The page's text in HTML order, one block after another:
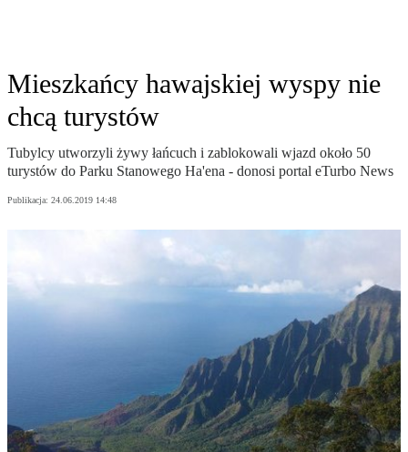
Mieszkańcy hawajskiej wyspy nie
chcą turystów
Tubylcy utworzyli żywy łańcuch i zablokowali wjazd około 50
turystów do Parku Stanowego Ha'ena - donosi portal eTurbo News
Publikacja: 24.06.2019 14:48